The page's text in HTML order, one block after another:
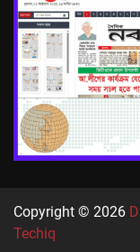
Copyright © 2026
Techiq